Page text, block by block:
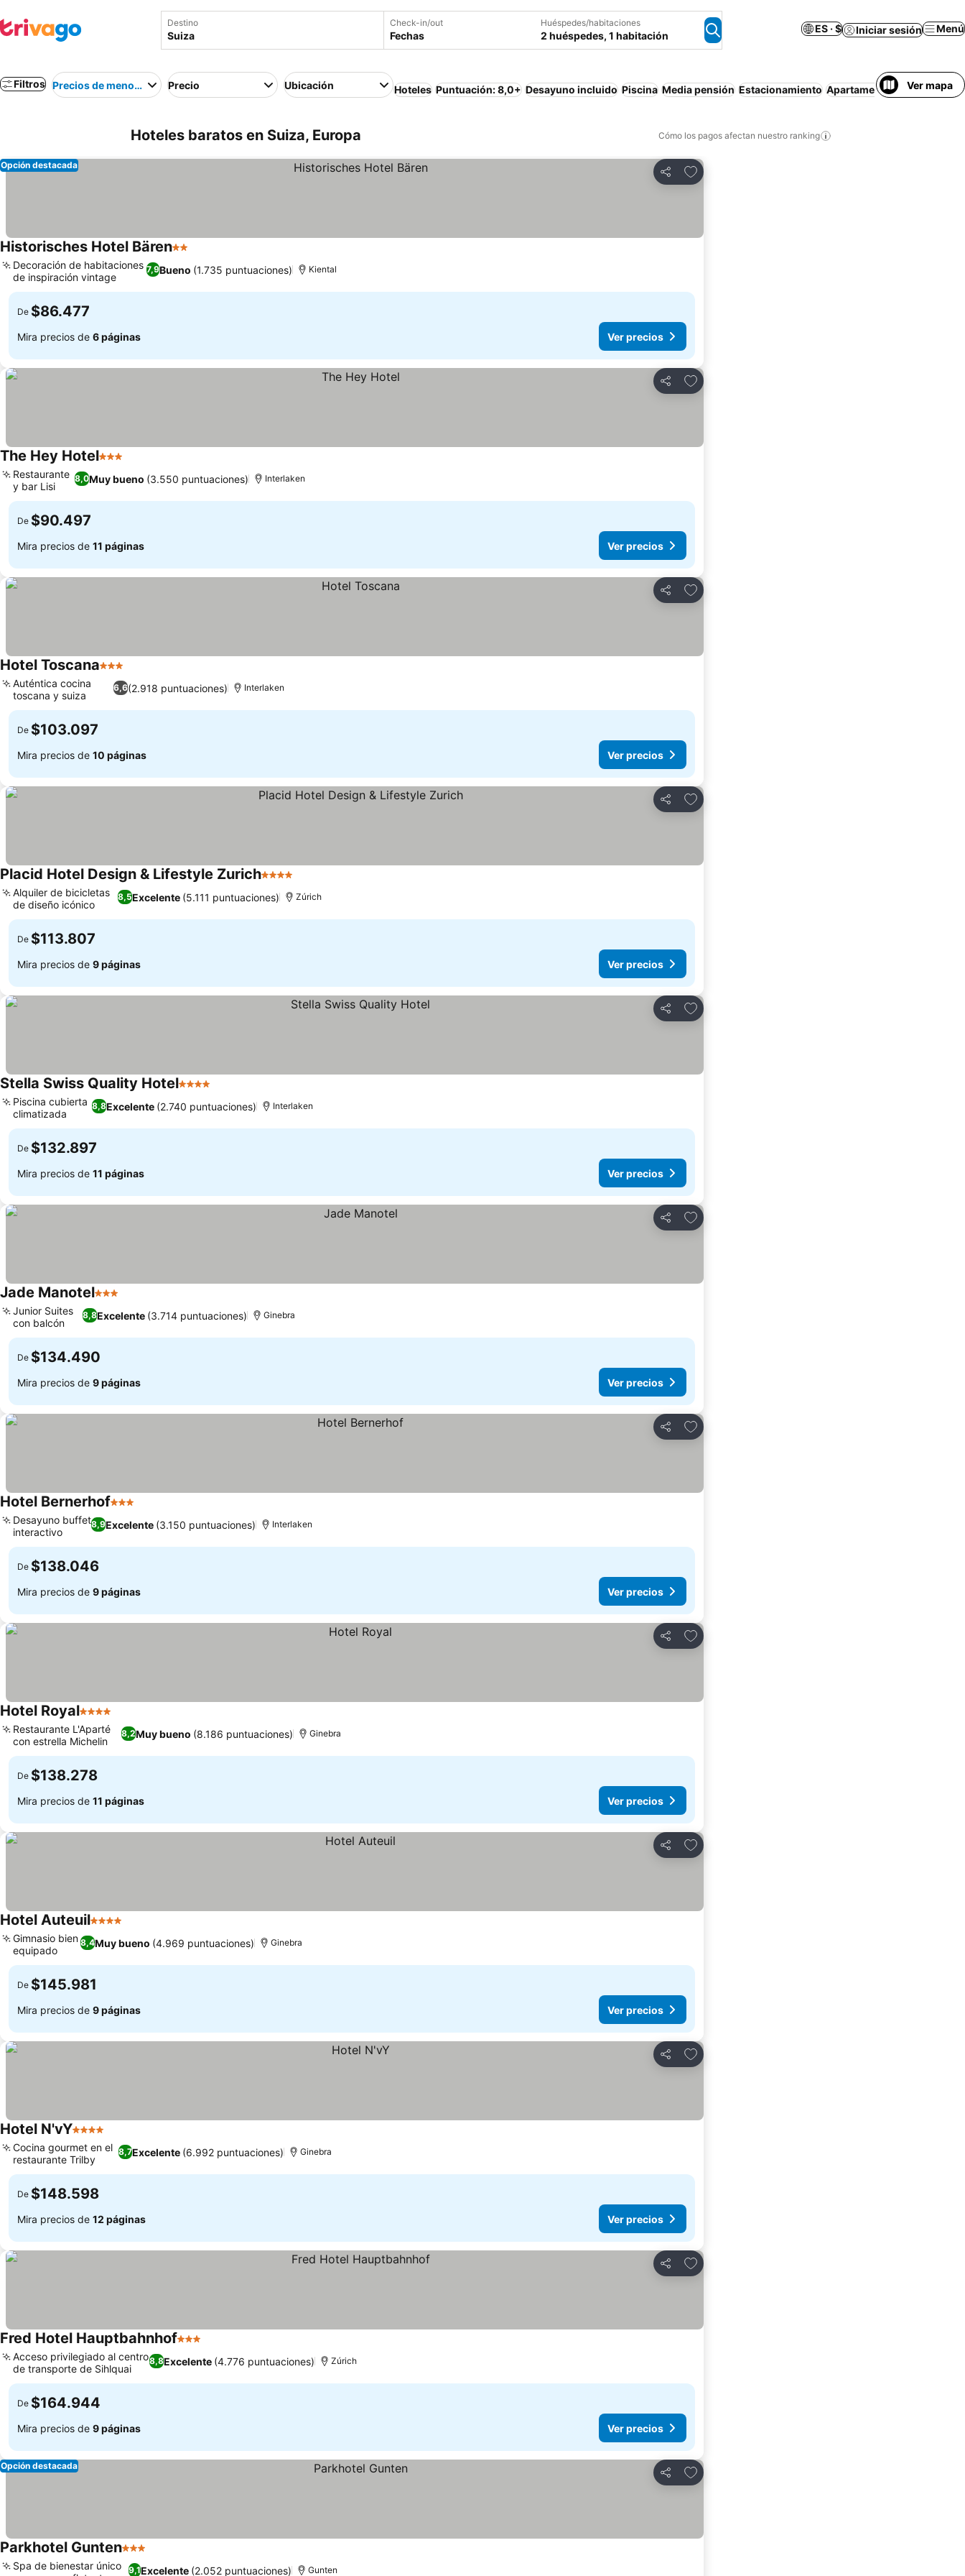
Destino Check-in/out
Fechas
Huéspedes/habitaciones
2 huéspedes, 1 habitación
ES · $ Iniciar sesión Menú
Filtros Precios de menor a mayorPrecio Ubicación Hoteles Puntuación: 8,0+ Desayuno incluido Piscina Media pensión Estacionamiento Apartamento amueblado
Ver mapa
Hoteles baratos en Suiza, Europa Cómo los pagos afectan nuestro ranking
Compartir
Agregar a favoritos
Opción destacada
Historisches Hotel Bären2 Estrellas
7,9Bueno (1.735 puntuaciones)
Decoración de habitaciones
de inspiración vintage
Kiental
De $86.477
Mira precios de 6 páginas Ver precios
Compartir
Agregar a favoritos
The Hey Hotel3 Estrellas
8,0Muy bueno (3.550 puntuaciones)
Restaurante
y bar Lisi
Interlaken
De $90.497
Mira precios de 11 páginas Ver precios
Compartir
Agregar a favoritos
Hotel Toscana3 Estrellas
6,6(2.918 puntuaciones)
Auténtica cocina
toscana y suiza
Interlaken
De $103.097
Mira precios de 10 páginas Ver precios
Compartir
Agregar a favoritos
Placid Hotel Design & Lifestyle Zurich4 Estrellas
8,5Excelente (5.111 puntuaciones)
Alquiler de bicicletas
de diseño icónico
Zúrich
De $113.807
Mira precios de 9 páginas Ver precios
Compartir
Agregar a favoritos
Stella Swiss Quality Hotel4 Estrellas
8,8Excelente (2.740 puntuaciones)
Piscina cubierta
climatizada
Interlaken
De $132.897
Mira precios de 11 páginas Ver precios
Compartir
Agregar a favoritos
Jade Manotel3 Estrellas
8,8Excelente (3.714 puntuaciones)
Junior Suites
con balcón
Ginebra
De $134.490
Mira precios de 9 páginas Ver precios
Compartir
Agregar a favoritos
Hotel Bernerhof3 Estrellas
8,9Excelente (3.150 puntuaciones)
Desayuno buffet
interactivo
Interlaken
De $138.046
Mira precios de 9 páginas Ver precios
Compartir
Agregar a favoritos
Hotel Royal4 Estrellas
8,2Muy bueno (8.186 puntuaciones)
Restaurante L'Aparté
con estrella Michelin
Ginebra
De $138.278
Mira precios de 11 páginas Ver precios
Compartir
Agregar a favoritos
Hotel Auteuil4 Estrellas
8,4Muy bueno (4.969 puntuaciones)
Gimnasio bien
equipado
Ginebra
De $145.981
Mira precios de 9 páginas Ver precios
Compartir
Agregar a favoritos
Hotel N'vY4 Estrellas
8,7Excelente (6.992 puntuaciones)
Cocina gourmet en el
restaurante Trilby
Ginebra
De $148.598
Mira precios de 12 páginas Ver precios
Compartir
Agregar a favoritos
Fred Hotel Hauptbahnhof3 Estrellas
8,8Excelente (4.776 puntuaciones)
Acceso privilegiado al centro
de transporte de Sihlquai
Zúrich
De $164.944
Mira precios de 9 páginas Ver precios
Compartir
Agregar a favoritos
Opción destacada
Parkhotel Gunten3 Estrellas
9,1Excelente (2.052 puntuaciones)
Spa de bienestar único
Gunten